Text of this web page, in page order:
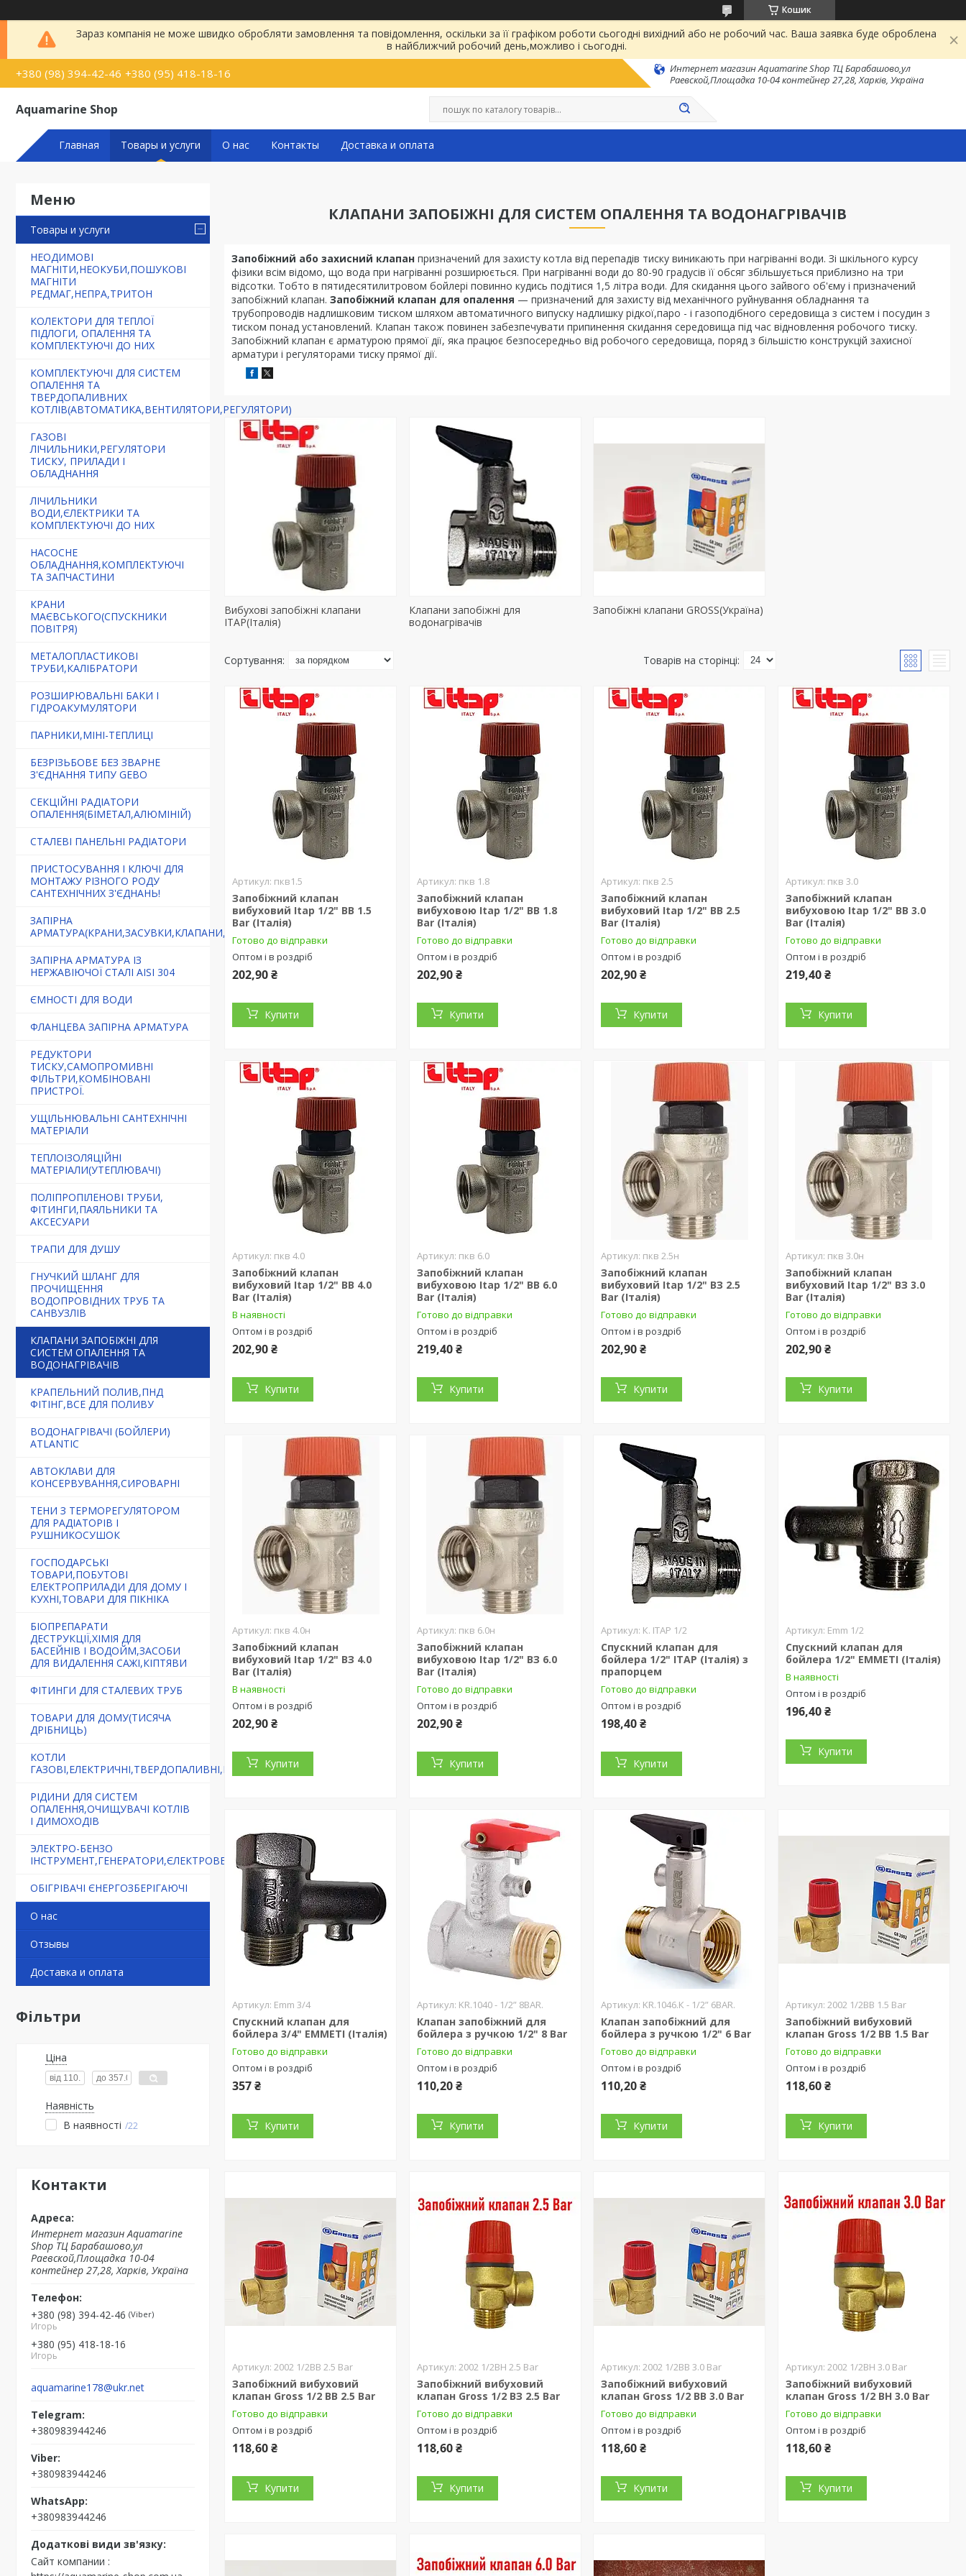
Кошик
Зараз компанія не може швидко обробляти замовлення та повідомлення, оскільки за її графіком роботи сьогодні вихідний або не робочий час. Ваша заявка буде оброблена
в найближчий робочий день,можливо і сьогодні.
+380 (98) 394-42-46 +380 (95) 418-18-16
Интернет магазин Aquamarine Shop ТЦ Барабашово,ул
Раевской,Площадка 10-04 контейнер 27,28, Харків, Україна
Aquamarine Shop
Главная Товары и услуги О нас Контакты Доставка и оплата
Товары и услуги
НЕОДИМОВІ
МАГНІТИ,НЕОКУБИ,ПОШУКОВІ
МАГНІТИ
РЕДМАГ,НЕПРА,ТРИТОН
КОЛЕКТОРИ ДЛЯ ТЕПЛОЇ
ПІДЛОГИ, ОПАЛЕННЯ ТА
КОМПЛЕКТУЮЧІ ДО НИХ
КОМПЛЕКТУЮЧІ ДЛЯ СИСТЕМ
ОПАЛЕННЯ ТА
ТВЕРДОПАЛИВНИХ
КОТЛІВ(АВТОМАТИКА,ВЕНТИЛЯТОРИ,РЕГУЛЯТОРИ)
ГАЗОВІ
ЛІЧИЛЬНИКИ,РЕГУЛЯТОРИ
ТИСКУ, ПРИЛАДИ І
ОБЛАДНАННЯ
ЛІЧИЛЬНИКИ
ВОДИ,ЄЛЕКТРИКИ ТА
КОМПЛЕКТУЮЧІ ДО НИХ
НАСОСНЕ
ОБЛАДНАННЯ,КОМПЛЕКТУЮЧІ
ТА ЗАПЧАСТИНИ
КРАНИ
МАЄВСЬКОГО(СПУСКНИКИ
ПОВІТРЯ)
МЕТАЛОПЛАСТИКОВІ
ТРУБИ,КАЛІБРАТОРИ
РОЗШИРЮВАЛЬНІ БАКИ І
ГІДРОАКУМУЛЯТОРИ
ПАРНИКИ,МІНІ-ТЕПЛИЦІ
БЕЗРІЗЬБОВЕ БЕЗ ЗВАРНЕ
З'ЄДНАННЯ ТИПУ GEBO
СЕКЦІЙНІ РАДІАТОРИ
ОПАЛЕННЯ(БІМЕТАЛ,АЛЮМІНІЙ)
СТАЛЕВІ ПАНЕЛЬНІ РАДІАТОРИ
ПРИСТОСУВАННЯ І КЛЮЧІ ДЛЯ
МОНТАЖУ РІЗНОГО РОДУ
САНТЕХНІЧНИХ З'ЄДНАНЬ!
ЗАПІРНА
АРМАТУРА(КРАНИ,ЗАСУВКИ,КЛАПАНИ,ФІЛЬТРИ)
ЗАПІРНА АРМАТУРА ІЗ
НЕРЖАВІЮЧОЇ СТАЛІ AISI 304
ЄМНОСТІ ДЛЯ ВОДИ
ФЛАНЦЕВА ЗАПІРНА АРМАТУРА
РЕДУКТОРИ
ТИСКУ,САМОПРОМИВНІ
ФІЛЬТРИ,КОМБІНОВАНІ
ПРИСТРОЇ.
УЩІЛЬНЮВАЛЬНІ САНТЕХНІЧНІ
МАТЕРІАЛИ
ТЕПЛОІЗОЛЯЦІЙНІ
МАТЕРІАЛИ(УТЕПЛЮВАЧІ)
ПОЛІПРОПІЛЕНОВІ ТРУБИ,
ФІТИНГИ,ПАЯЛЬНИКИ ТА
АКСЕСУАРИ
ТРАПИ ДЛЯ ДУШУ
ГНУЧКИЙ ШЛАНГ ДЛЯ
ПРОЧИЩЕННЯ
ВОДОПРОВІДНИХ ТРУБ ТА
САНВУЗЛІВ
КЛАПАНИ ЗАПОБІЖНІ ДЛЯ
СИСТЕМ ОПАЛЕННЯ ТА
ВОДОНАГРІВАЧІВ
КРАПЕЛЬНИЙ ПОЛИВ,ПНД
ФІТІНГ,ВСЕ ДЛЯ ПОЛИВУ
ВОДОНАГРІВАЧІ (БОЙЛЕРИ)
ATLANTIC
АВТОКЛАВИ ДЛЯ
КОНСЕРВУВАННЯ,СИРОВАРНІ
ТЕНИ З ТЕРМОРЕГУЛЯТОРОМ
ДЛЯ РАДІАТОРІВ І
РУШНИКОСУШОК
ГОСПОДАРСЬКІ
ТОВАРИ,ПОБУТОВІ
ЕЛЕКТРОПРИЛАДИ ДЛЯ ДОМУ І
КУХНІ,ТОВАРИ ДЛЯ ПІКНІКА
БІОПРЕПАРАТИ
ДЕСТРУКЦІЇ,ХІМІЯ ДЛЯ
БАСЕЙНІВ І ВОДОЙМ,ЗАСОБИ
ДЛЯ ВИДАЛЕННЯ САЖІ,КІПТЯВИ
ФІТИНГИ ДЛЯ СТАЛЕВИХ ТРУБ
ТОВАРИ ДЛЯ ДОМУ(ТИСЯЧА
ДРІБНИЦЬ)
КОТЛИ
ГАЗОВІ,ЕЛЕКТРИЧНІ,ТВЕРДОПАЛИВНІ,БУРЖУЙКИ
РІДИНИ ДЛЯ СИСТЕМ
ОПАЛЕННЯ,ОЧИЩУВАЧІ КОТЛІВ
І ДИМОХОДІВ
ЭЛЕКТРО-БЕНЗО
ІНСТРУМЕНТ,ГЕНЕРАТОРИ,ЄЛЕКТРОВЕЛОСИПЕДИ
ОБІГРІВАЧІ ЄНЕРГОЗБЕРІГАЮЧІ
О нас
Отзывы
Доставка и оплата
Фільтри
Ціна
Наявність
В наявності 22
Контакти
Интернет магазин Aquamarine
Shop ТЦ Барабашово,ул
Раевской,Площадка 10-04
контейнер 27,28, Харків, Україна
+380 (98) 394-42-46 Viber
Игорь
+380 (95) 418-18-16
Игорь
aquamarine178@ukr.net
+380983944246
+380983944246
+380983944246
Сайт компании
КЛАПАНИ ЗАПОБІЖНІ ДЛЯ СИСТЕМ ОПАЛЕННЯ ТА ВОДОНАГРІВАЧІВ
Запобіжний або захисний клапан призначений для захисту котла від перепадів тиску виникають при нагріванні води. Зі шкільного курсу
фізики всім відомо, що вода при нагріванні розширюється. При нагріванні води до 80-90 градусів її обсяг збільшується приблизно на три
відсотки. Тобто в пятидесятилитровом бойлері повинно кудись подітися 1,5 літра води. Для скидання цього зайвого об'єму і призначений
запобіжний клапан. Запобіжний клапан для опалення — призначений для захисту від механічного руйнування обладнання та
трубопроводів надлишковим тиском шляхом автоматичного випуску надлишку рідкої,паро - і газоподібного середовища з систем і посудин з
тиском понад установлений. Клапан також повинен забезпечувати припинення скидання середовища під час відновлення робочого тиску.
Запобіжний клапан є арматурою прямої дії, яка працює безпосередньо від робочого середовища, поряд з більшістю конструкцій захисної
арматури і регуляторами тиску прямої дії.
Вибухові запобіжні клапани
ITAP(Італія)
Клапани запобіжні для
водонагрівачів
Запобіжні клапани GROSS(Україна)
пкв1.5
Запобіжний клапан
вибуховий Itap 1/2" ВВ 1.5
Bar (Італія)
Готово до відправки
Оптом і в роздріб
202,90 ₴
Купити
пкв 1.8
Запобіжний клапан
вибуховою Itap 1/2" ВВ 1.8
Bar (Італія)
Готово до відправки
Оптом і в роздріб
202,90 ₴
Купити
пкв 2.5
Запобіжний клапан
вибуховий Itap 1/2" ВВ 2.5
Bar (Італія)
Готово до відправки
Оптом і в роздріб
202,90 ₴
Купити
пкв 3.0
Запобіжний клапан
вибуховою Itap 1/2" ВВ 3.0
Bar (Італія)
Готово до відправки
Оптом і в роздріб
219,40 ₴
Купити
пкв 4.0
Запобіжний клапан
вибуховий Itap 1/2" ВВ 4.0
Bar (Італія)
В наявності
Оптом і в роздріб
202,90 ₴
Купити
пкв 6.0
Запобіжний клапан
вибуховою Itap 1/2" ВВ 6.0
Bar (Італія)
Готово до відправки
Оптом і в роздріб
219,40 ₴
Купити
пкв 2.5н
Запобіжний клапан
вибуховий Itap 1/2" ВЗ 2.5
Bar (Італія)
Готово до відправки
Оптом і в роздріб
202,90 ₴
Купити
пкв 3.0н
Запобіжний клапан
вибуховий Itap 1/2" ВЗ 3.0
Bar (Італія)
Готово до відправки
Оптом і в роздріб
202,90 ₴
Купити
пкв 4.0н
Запобіжний клапан
вибуховий Itap 1/2" ВЗ 4.0
Bar (Італія)
В наявності
Оптом і в роздріб
202,90 ₴
Купити
пкв 6.0н
Запобіжний клапан
вибуховою Itap 1/2" ВЗ 6.0
Bar (Італія)
Готово до відправки
Оптом і в роздріб
202,90 ₴
Купити
К. ITAP 1/2
Спускний клапан для
бойлера 1/2" ITAP (Італія) з
прапорцем
Готово до відправки
Оптом і в роздріб
198,40 ₴
Купити
Emm 1/2
Спускний клапан для
бойлера 1/2" EMMETI (Італія)
В наявності
Оптом і в роздріб
196,40 ₴
Купити
Emm 3/4
Спускний клапан для
бойлера 3/4" EMMETI (Італія)
Готово до відправки
Оптом і в роздріб
357 ₴
Купити
KR.1040 - 1/2” 8BAR.
Клапан запобіжний для
бойлера з ручкою 1/2" 8 Bar
Готово до відправки
Оптом і в роздріб
110,20 ₴
Купити
KR.1046.К - 1/2” 6BAR.
Клапан запобіжний для
бойлера з ручкою 1/2" 6 Bar
Готово до відправки
Оптом і в роздріб
110,20 ₴
Купити
2002 1/2ВВ 1.5 Bar
Запобіжний вибуховий
клапан Gross 1/2 ВВ 1.5 Bar
Готово до відправки
Оптом і в роздріб
118,60 ₴
Купити
2002 1/2ВВ 2.5 Bar
Запобіжний вибуховий
клапан Gross 1/2 ВВ 2.5 Bar
Готово до відправки
Оптом і в роздріб
118,60 ₴
Купити
2002 1/2ВН 2.5 Bar
Запобіжний вибуховий
клапан Gross 1/2 ВЗ 2.5 Bar
Готово до відправки
Оптом і в роздріб
118,60 ₴
Купити
2002 1/2ВВ 3.0 Bar
Запобіжний вибуховий
клапан Gross 1/2 ВВ 3.0 Bar
Готово до відправки
Оптом і в роздріб
118,60 ₴
Купити
2002 1/2ВН 3.0 Bar
Запобіжний вибуховий
клапан Gross 1/2 ВН 3.0 Bar
Готово до відправки
Оптом і в роздріб
118,60 ₴
Купити